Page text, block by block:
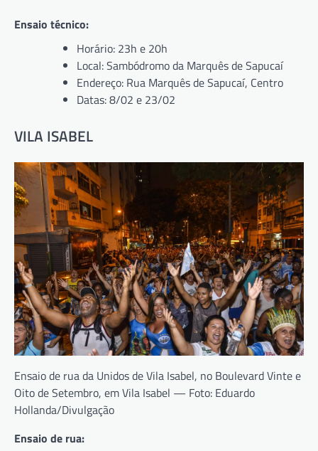
Ensaio técnico:
Horário: 23h e 20h
Local: Sambódromo da Marquês de Sapucaí
Endereço: Rua Marquês de Sapucaí, Centro
Datas: 8/02 e 23/02
VILA ISABEL
Ensaio de rua da Unidos de Vila Isabel, no Boulevard Vinte e
Oito de Setembro, em Vila Isabel — Foto: Eduardo
Hollanda/Divulgação
Ensaio de rua: